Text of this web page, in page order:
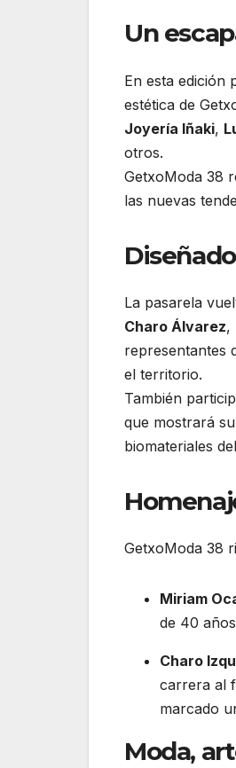
Un
En esta edición
estética de
Joyería Iñaki,
otros.
GetxoModa 38
las nuevas
La pasarela
Charo Álvarez,
representantes
el territorio.
También
que mostrará
biomateriales
GetxoModa 38
Miriam
de 40
Charo
carrera al
marcado
Moda,